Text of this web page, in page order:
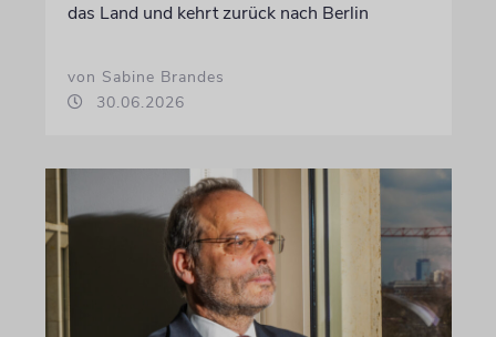
das Land und kehrt zurück nach Berlin
von Sabine Brandes
30.06.2026